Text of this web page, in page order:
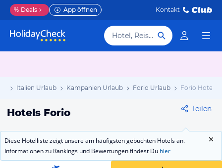
% Deals App öffnen Kontakt
Hotel, Reiseziel
Italien Urlaub Kampanien Urlaub Forio Urlaub Forio Hotels
Hotels Forio Teilen
Diese Hotelliste zeigt unsere am häufigsten gebuchten Hotels an.
Informationen zu Rankings und Bewertungen findest Du hier